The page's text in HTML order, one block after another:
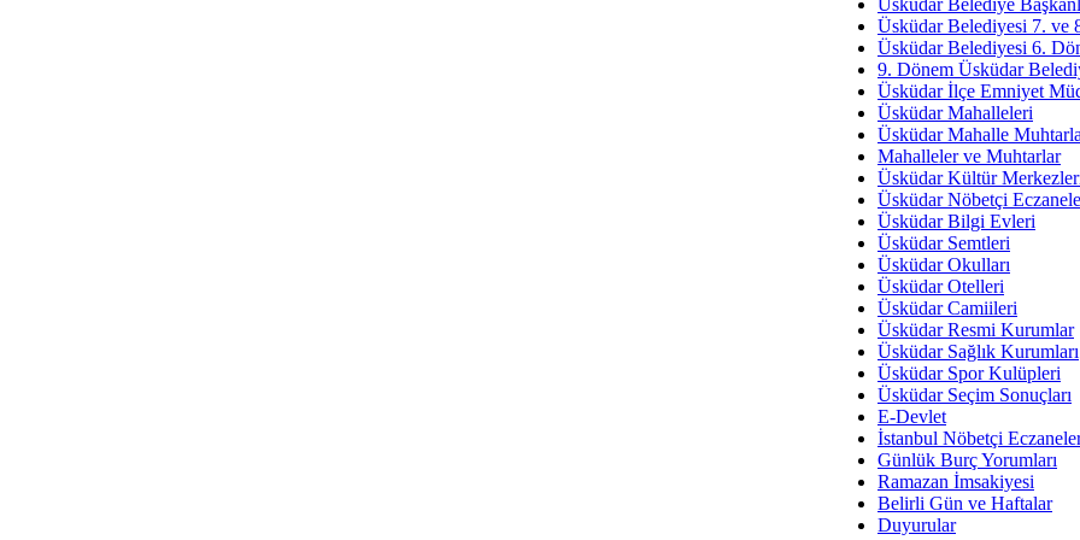
İmar Sorunlarının Genel
Arakan
Bayramın
Ruhsal
Üsküdar
Üsküdar Belediye
Üsküdar Belediyesi 7. ve
Üsküdar Belediyesi 6.
9. Dönem Üsküdar
Üsküdar İlçe Emniyet
Üsküdar Mahalleleri
Üsküdar Mahalle
Mahalleler ve Muhtarlar
Üsküdar Kültür
Üsküdar Nöbetçi
Üsküdar Bilgi Evleri
Üsküdar Semtleri
Üsküdar Okulları
Üsküdar Otelleri
Üsküdar Camiileri
Üsküdar Resmi Kurumlar
Üsküdar Sağlık Kurumları
Üsküdar Spor Kulüpleri
Üsküdar Seçim Sonuçları
E-Devlet
İstanbul Nöbetçi
Günlük Burç Yorumları
Ramazan İmsakiyesi
Belirli Gün ve Haftalar
Duyurular